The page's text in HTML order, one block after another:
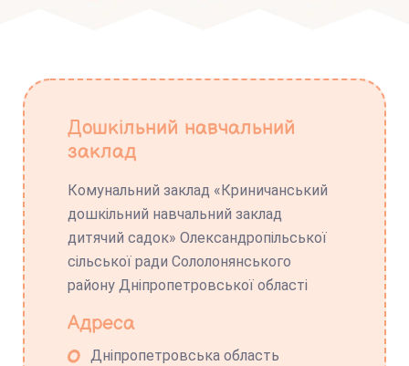
Дошкільний навчальний
заклад
Комунальний заклад «Криничанський
дошкільний навчальний заклад
дитячий садок» Олександропільської
сільської ради Сололонянського
району Дніпропетровської області
Адреса
Дніпропетровська область